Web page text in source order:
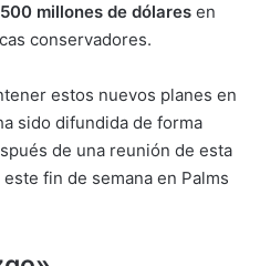
500 millones de dólares en
conservadores.
estos nuevos planes en
sido difundida de forma
de una reunión de esta
fin de semana en Palms